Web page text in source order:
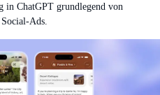
in ChatGPT grundlegend von
Social-Ads.